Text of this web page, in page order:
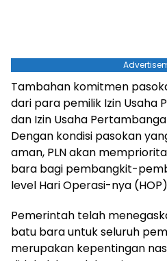
Tambahan komitmen
dari para pemilik Izin Usaha
dan Izin Usaha
Dengan kondisi pasokan
aman, PLN akan
bara bagi pembangkit-
level Hari Operasi-nya
Pemerintah telah
batu bara untuk seluruh
merupakan kepentingan